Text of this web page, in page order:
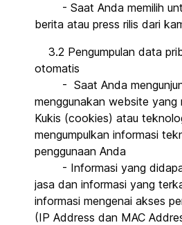
- Saat Anda memilih
berita atau press rilis dari
3.2 Pengumpulan data
otomatis
- Saat Anda
menggunakan website yang
Kukis (cookies) atau
mengumpulkan informasi
penggunaan Anda
- Informasi yang didapat
jasa dan informasi yang
informasi mengenai akses
(IP Address dan MAC